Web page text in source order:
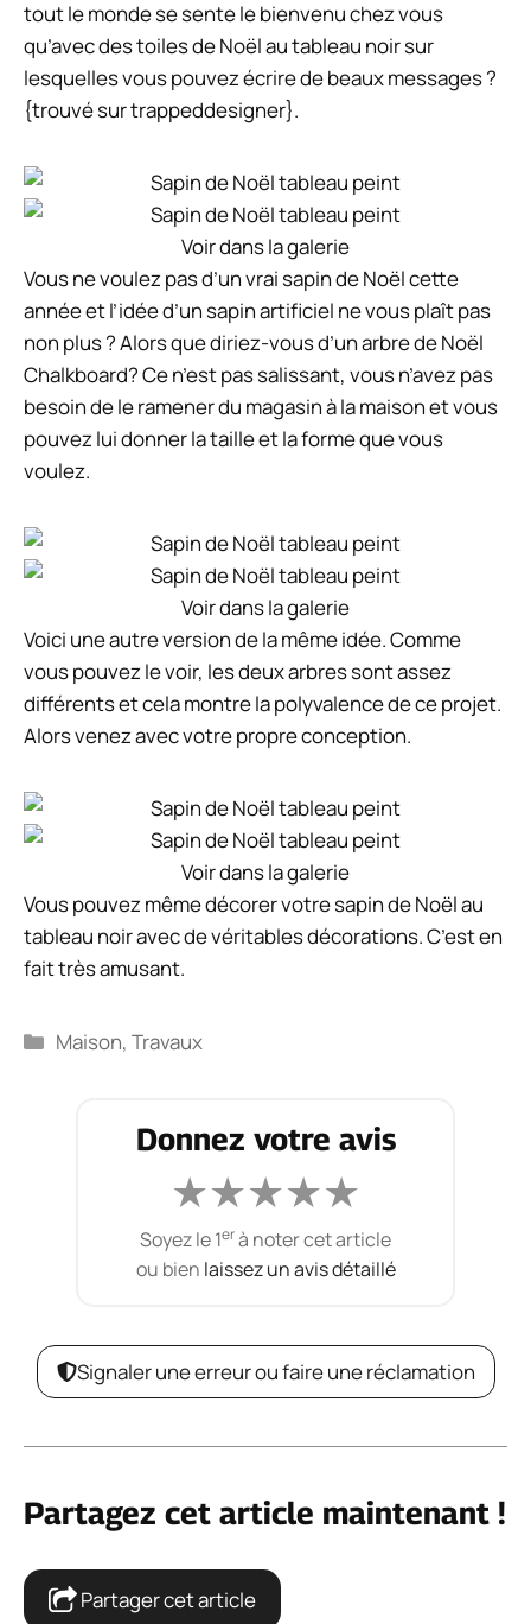
tout le monde se sente le bienvenu chez vous
qu’avec des toiles de Noël au tableau noir sur
lesquelles vous pouvez écrire de beaux messages ?
{trouvé sur trappeddesigner}.
Voir dans la galerie
Vous ne voulez pas d’un vrai sapin de Noël cette
année et l’idée d’un sapin artificiel ne vous plaît pas
non plus ? Alors que diriez-vous d’un arbre de Noël
Chalkboard? Ce n’est pas salissant, vous n’avez pas
besoin de le ramener du magasin à la maison et vous
pouvez lui donner la taille et la forme que vous
voulez.
Voir dans la galerie
Voici une autre version de la même idée. Comme
vous pouvez le voir, les deux arbres sont assez
différents et cela montre la polyvalence de ce projet.
Alors venez avec votre propre conception.
Voir dans la galerie
Vous pouvez même décorer votre sapin de Noël au
tableau noir avec de véritables décorations. C’est en
fait très amusant.
Catégories
Maison,Travaux
Donnez votre avis
★★★★★
Soyez le 1erà noter cet article
ou bien laissez un avis détaillé
Signaler une erreur ou faire une réclamation
Partagez cet article maintenant !
Partager cet article